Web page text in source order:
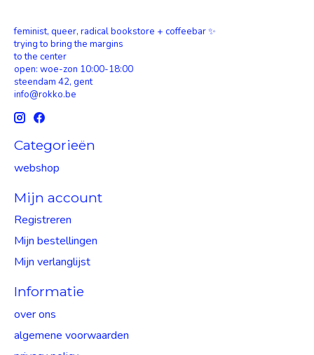
feminist, queer, radical bookstore + coffeebar ✨
trying to bring the margins
to the center
open: woe-zon 10:00-18:00
steendam 42, gent
info@rokko.be
Categorieën
webshop
Mijn account
Registreren
Mijn bestellingen
Mijn verlanglijst
Informatie
over ons
algemene voorwaarden